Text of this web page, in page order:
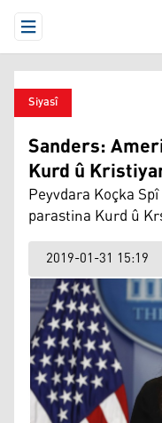
Open Menu
Siyasî
Sanders:
Kurd û
Peyvdara Koçka
parastina Kurd û
2019-01-31 15:19